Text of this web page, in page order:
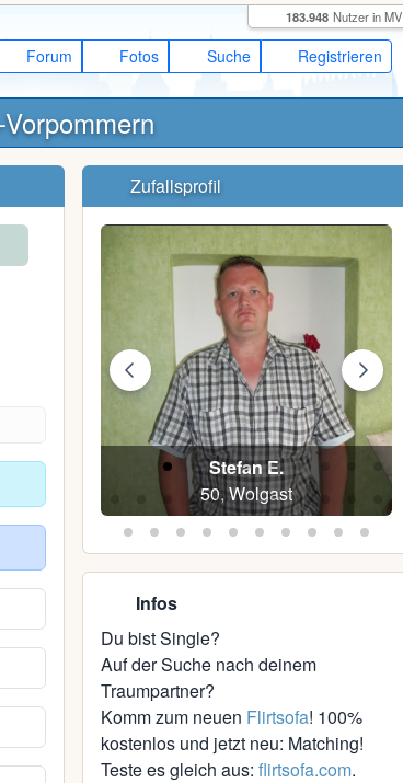
Forum Fotos Suche Registrieren
183.948 Nutzer in MV
Zufallsprofil
Stefan E.
50, Wolgast
Infos
Du bist Single?
Auf der Suche nach deinem
Traumpartner?
Komm zum neuen Flirtsofa! 100%
kostenlos und jetzt neu: Matching!
Teste es gleich aus: flirtsofa.com.